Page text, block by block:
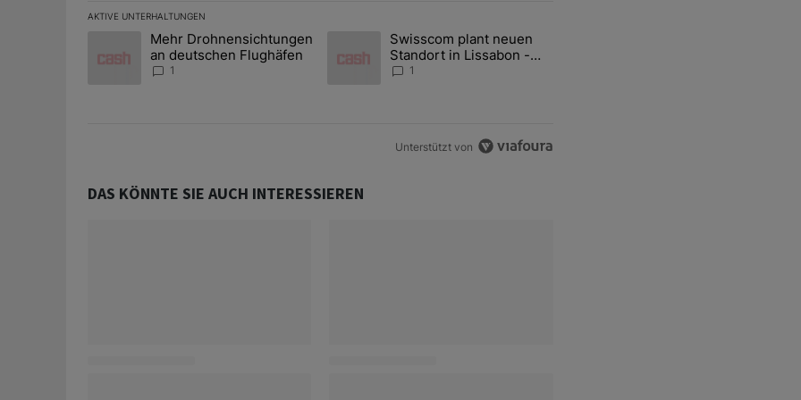
AKTIVE UNTERHALTUNGEN
Ein Trendartikel mit dem Titel "Mehr Drohnensichtungen an deutschen Flughäfen" mit 1 kommentar.
Mehr Drohnensichtungen
an deutschen Flughäfen
1
Ein Trendartikel mit dem Titel "Swisscom plant neuen Standort in Lissabon -
Swisscom plant neuen
Standort in Lissabon -
Gewerkschaftskritik
1
Unterstützt von
DAS KÖNNTE SIE AUCH INTERESSIEREN